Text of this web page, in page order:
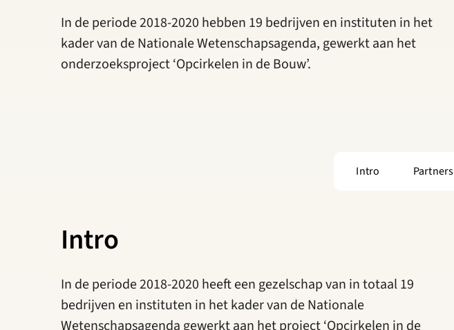
In de periode 2018-2020 hebben 19 bedrijven en instituten in het
kader van de Nationale Wetenschapsagenda, gewerkt aan het
onderzoeksproject ‘Opcirkelen in de Bouw’.
Intro Partners
Intro
In de periode 2018-2020 heeft een gezelschap van in totaal 19
bedrijven en instituten in het kader van de Nationale
Wetenschapsagenda gewerkt aan het project ‘Opcirkelen in de